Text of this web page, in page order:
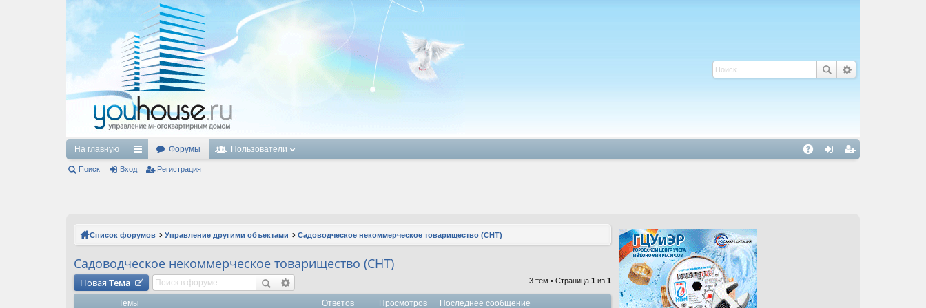
На главную С
с
и
Форумы Пользователи
Поиск Вход Регистрация
Список форумов Управление другими объектами Садоводческое некоммерческое товарищество (СНТ)
Садоводческое некоммерческое товарищество (СНТ)
Новая Тема 3 тем • Страница 1 из 1
Темы Ответов Просмотров Последнее сообщение